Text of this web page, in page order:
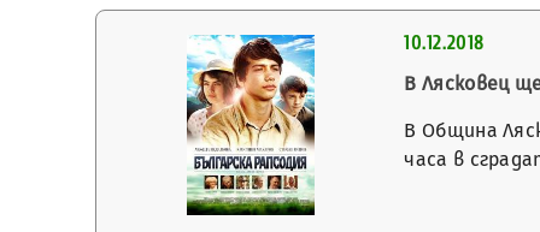
10.12.2018
В Лясковец
В Община
часа в